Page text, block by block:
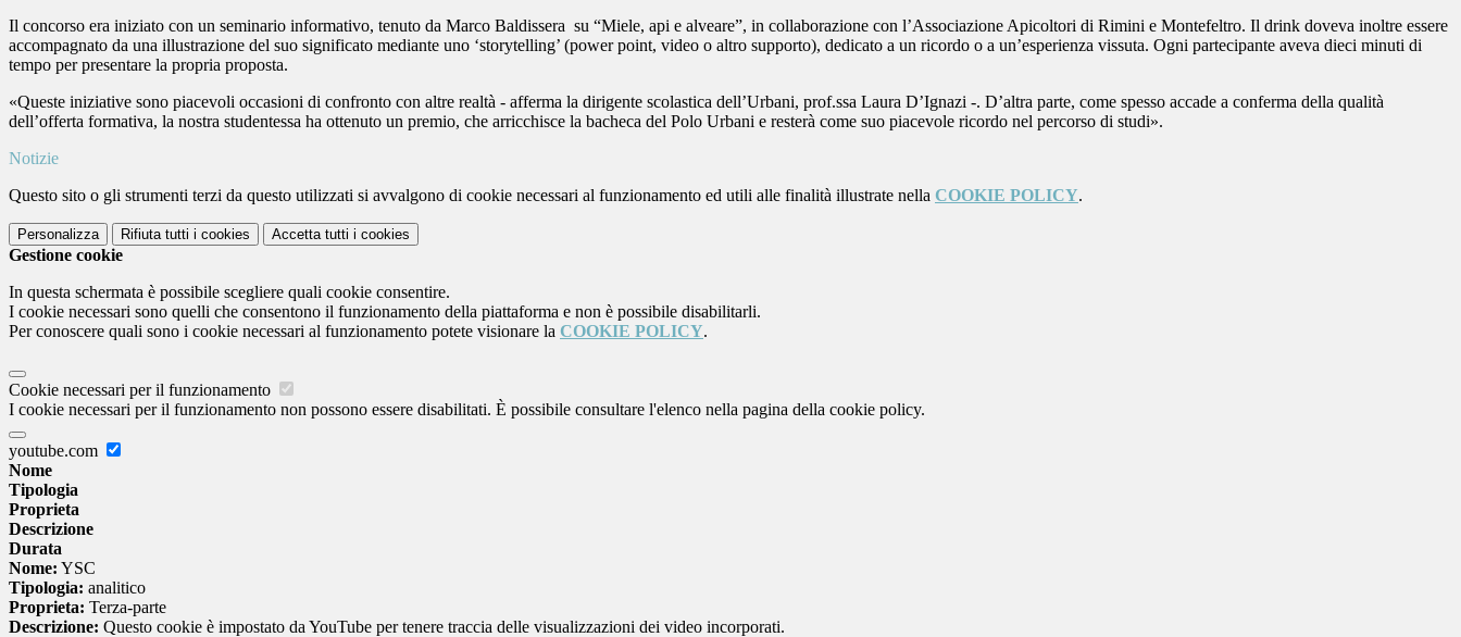
Il concorso era iniziato con un seminario informativo, tenuto da Marco Baldissera su “Miele, api e alveare”, in collaborazione con l’Associazione Apicoltori di Rimini e Montefeltro. Il drink doveva inoltre essere
accompagnato da una illustrazione del suo significato mediante uno ‘storytelling’ (power point, video o altro supporto), dedicato a un ricordo o a un’esperienza vissuta. Ogni partecipante aveva dieci minuti di
tempo per presentare la propria proposta.
«Queste iniziative sono piacevoli occasioni di confronto con altre realtà - afferma la dirigente scolastica dell’Urbani, prof.ssa Laura D’Ignazi -. D’altra parte, come spesso accade a conferma della qualità
dell’offerta formativa, la nostra studentessa ha ottenuto un premio, che arricchisce la bacheca del Polo Urbani e resterà come suo piacevole ricordo nel percorso di studi».
Notizie
Questo sito o gli strumenti terzi da questo utilizzati si avvalgono di cookie necessari al funzionamento ed utili alle finalità illustrate nella COOKIE POLICY.
Personalizza Rifiuta tutti i cookies Accetta tutti i cookies
Gestione cookie
In questa schermata è possibile scegliere quali cookie consentire.
I cookie necessari sono quelli che consentono il funzionamento della piattaforma e non è possibile disabilitarli.
Per conoscere quali sono i cookie necessari al funzionamento potete visionare la COOKIE POLICY.
Cookie necessari per il funzionamento
I cookie necessari per il funzionamento non possono essere disabilitati. È possibile consultare l'elenco nella pagina della cookie policy.
youtube.com
Nome
Tipologia
Proprieta
Descrizione
Durata
Nome: YSC
Tipologia: analitico
Proprieta: Terza-parte
Descrizione: Questo cookie è impostato da YouTube per tenere traccia delle visualizzazioni dei video incorporati.